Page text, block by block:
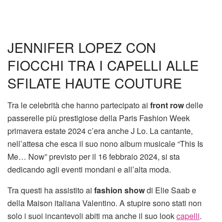
JENNIFER LOPEZ CON
FIOCCHI TRA I CAPELLI ALLE
SFILATE HAUTE COUTURE
Tra le celebrità che hanno partecipato ai front rowdelle
passerelle più prestigiose della Paris Fashion Week
primavera estate 2024 c’era anche J Lo. La cantante,
nell’attesa che esca il suo nono album musicale “This Is
Me… Now” previsto per il 16 febbraio 2024, si sta
dedicando agli eventi mondani e all’alta moda.
Tra questi ha assistito ai fashion showdi Elie Saab e
della Maison italiana Valentino. A stupire sono stati non
solo i suoi incantevoli abiti ma anche il suo lookcapelli.